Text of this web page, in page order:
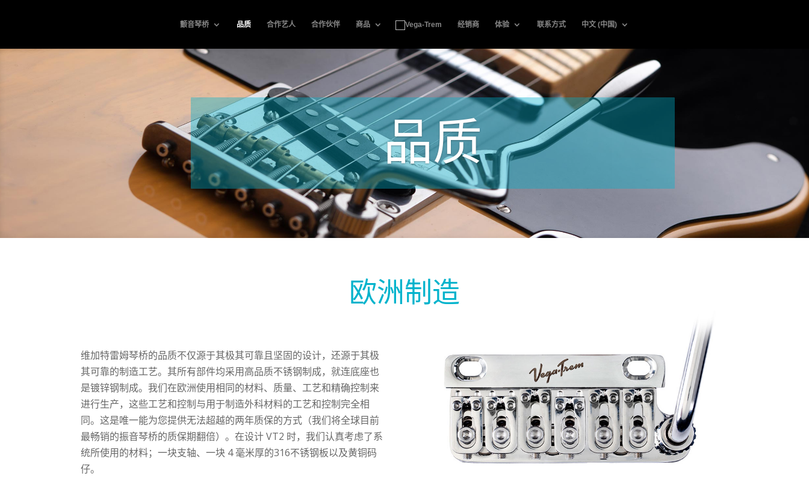
颤音琴桥 品质 合作艺人 合作伙伴 商品 经销商 体验 联系方式 中文 (中国)
品质
欧洲制造
维加特雷姆琴桥的品质不仅源于其极其可靠且坚固的设计，还源于其极
其可靠的制造工艺。其所有部件均采用高品质不锈钢制成，就连底座也
是镀锌钢制成。我们在欧洲使用相同的材料、质量、工艺和精确控制来
进行生产，这些工艺和控制与用于制造外科材料的工艺和控制完全相
同。这是唯一能为您提供无法超越的两年质保的方式（我们将全球目前
最畅销的振音琴桥的质保期翻倍）。在设计 VT2 时，我们认真考虑了系
统所使用的材料；一块支轴、一块 4 毫米厚的316不锈钢板以及黄铜码
仔。